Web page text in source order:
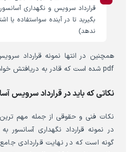
قرارداد سرویس و نگهداری
بگیرید تا در آینده سواستفاده یا
ندهد)
همچنین در انتها نمونه قرارداد
pdf شده است که قادر به دریافتش خواهید بود.
نکاتی که باید در قرارداد سرویس
نکات فنی و حقوقی از جمله مهم
در نمونه قرارداد نگهداری
گونه است که در نهایت قراردادی